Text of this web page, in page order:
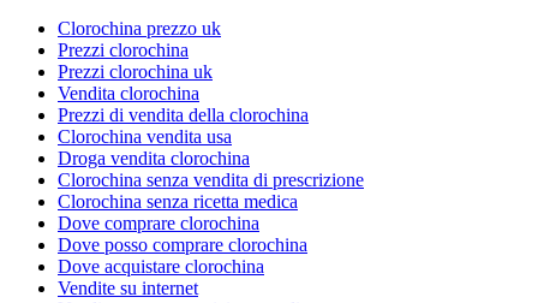
Clorochina prezzo uk
Prezzi clorochina
Prezzi clorochina uk
Vendita clorochina
Prezzi di vendita della clorochina
Clorochina vendita usa
Droga vendita clorochina
Clorochina senza vendita di prescrizione
Clorochina senza ricetta medica
Dove comprare clorochina
Dove posso comprare clorochina
Dove acquistare clorochina
Vendite su internet